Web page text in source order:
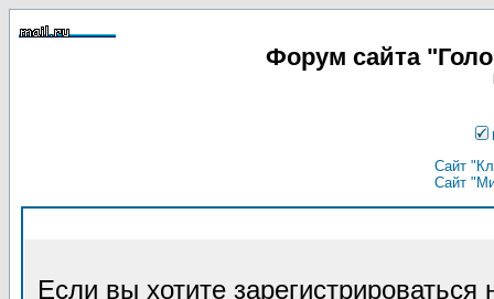
Форум сайта
Сайт
Сайт
Если вы хотите